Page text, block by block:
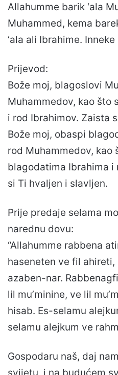
Allahumme barik ‘ala
Muhammed, kema
‘ala ali Ibrahime.
Prijevod:
Bože moj, blagoslovi
Muhammedov, kao što
i rod Ibrahimov. Zaista
Bože moj, obaspi
rod Muhammedov, kao
blagodatima Ibrahima i
si Ti hvaljen i slavljen.
Prije predaje selama
narednu dovu:
“Allahumme rabbena
haseneten ve fil
azaben-nar.
lil mu’minine, ve lil
hisab. Es-selamu
selamu alejkum ve
Gospodaru naš, daj